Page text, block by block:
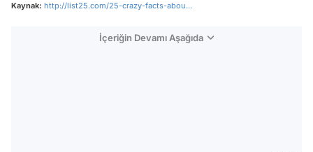
Kaynak: http://list25.com/25-crazy-facts-abou...
İçeriğin Devamı Aşağıda